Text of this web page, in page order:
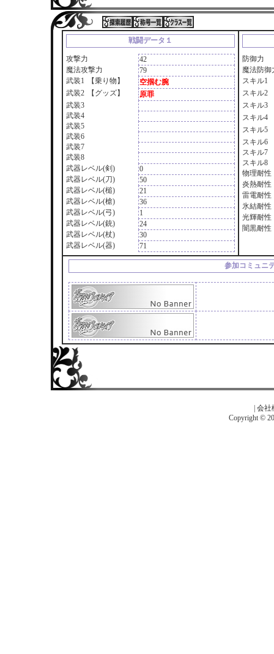
戦闘データ１
攻撃力
42
魔法攻撃力
79
武装1
【乗り物】
空掴む腕
武装2
【グッズ】
原罪
武装3
武装4
武装5
武装6
武装7
武装8
武器レベル(剣)
0
武器レベル(刀)
50
武器レベル(槌)
21
武器レベル(槍)
36
武器レベル(弓)
1
武器レベル(銃)
24
武器レベル(杖)
30
武器レベル(器)
71
防御力
魔法防御
スキル1
スキル2
スキル3
スキル4
スキル5
スキル6
スキル7
スキル8
物理耐性
炎熱耐性
雷電耐性
氷結耐性
光輝耐性
闇黒耐性
参加コミュニ
会社
Copyright ©